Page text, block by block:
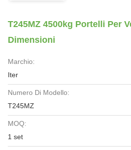
T245MZ 4500kg Portelli Per
Dimensioni
Marchio:
Iter
Numero Di Modello:
T245MZ
MOQ:
1 set